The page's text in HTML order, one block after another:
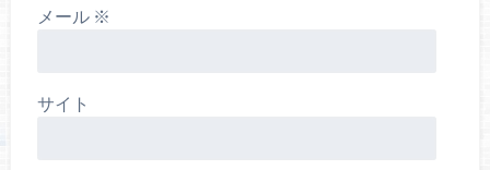
メール ※
サイト